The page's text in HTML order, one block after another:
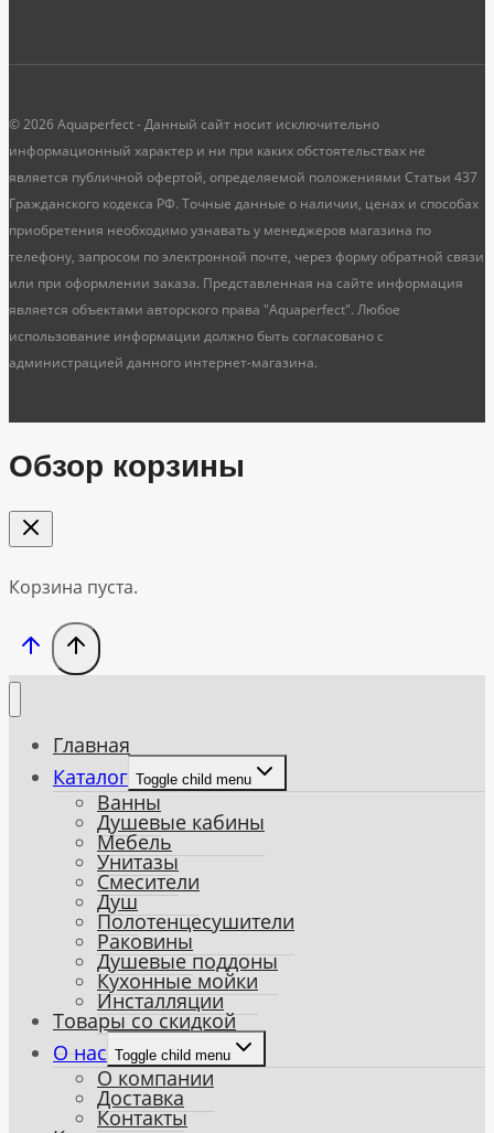
© 2026 Aquaperfect - Данный сайт носит исключительно
информационный характер и ни при каких обстоятельствах не
является публичной офертой, определяемой положениями Статьи 437
Гражданского кодекса РФ. Точные данные о наличии, ценах и способах
приобретения необходимо узнавать у менеджеров магазина по
телефону, запросом по электронной почте, через форму обратной связи
или при оформлении заказа. Представленная на сайте информация
является объектами авторского права "Aquaperfect". Любое
использование информации должно быть согласовано с
администрацией данного интернет-магазина.
Обзор корзины
Корзина пуста.
Главная
Каталог Toggle child menu
Ванны
Душевые кабины
Мебель
Унитазы
Смесители
Душ
Полотенцесушители
Раковины
Душевые поддоны
Кухонные мойки
Инсталляции
Товары со скидкой
О нас Toggle child menu
О компании
Доставка
Контакты